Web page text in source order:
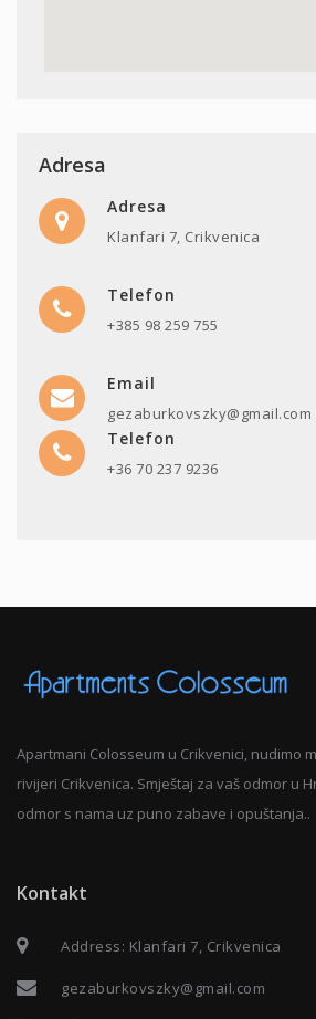
Adresa
Adresa
Klanfari 7, Crikvenica
Telefon
+385 98 259 755
Email
gezaburkovszky@gmail.com
Telefon
+36 70 237 9236
Apartmani Colosseum u Crikvenici, nudimo
rivijeri Crikvenica. Smještaj za vaš odmor u
odmor s nama uz puno zabave i opuštanja..
Kontakt
Address: Klanfari 7, Crikvenica
gezaburkovszky@gmail.com